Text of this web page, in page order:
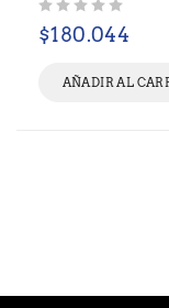
$180.044
AÑADIR AL